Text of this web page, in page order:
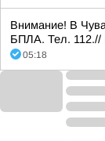
Внимание! В
БПЛА. Тел. 112.//
05:18